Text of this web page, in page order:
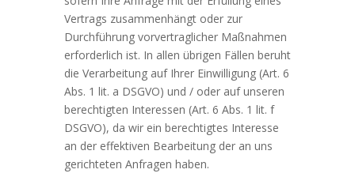
Vertrags zusammenhängt oder zur
Durchführung vorvertraglicher Maßnahmen
erforderlich ist. In allen übrigen Fällen beruht
die Verarbeitung auf Ihrer Einwilligung (Art. 6
Abs. 1 lit. a DSGVO) und / oder auf unseren
berechtigten Interessen (Art. 6 Abs. 1 lit. f
DSGVO), da wir ein berechtigtes Interesse
an der effektiven Bearbeitung der an uns
gerichteten Anfragen haben.